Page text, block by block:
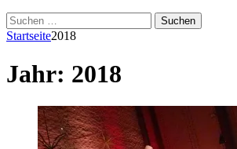
Suchen
nach:
Startseite2018
Jahr: 2018